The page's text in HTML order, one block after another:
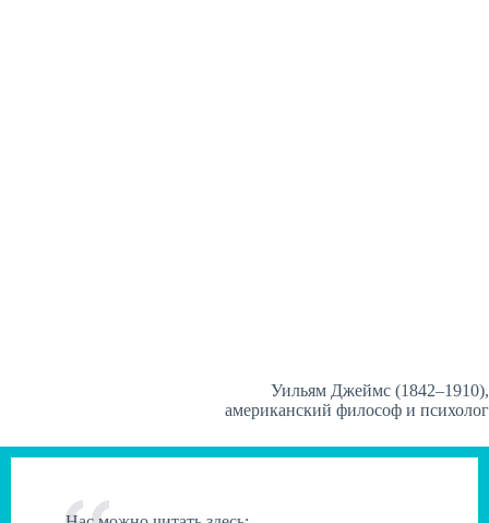
Уильям Джеймс (1842–1910),
американский философ и психолог